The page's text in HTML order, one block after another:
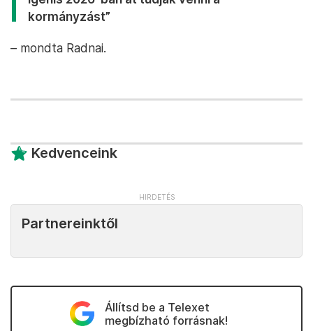
kormányzást”
– mondta Radnai.
Kedvenceink
Partnereinktől
Állítsd be a Telexet
megbízható forrásnak!